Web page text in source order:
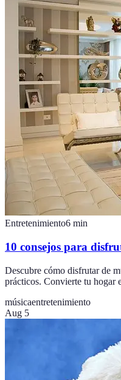
Entretenimiento6 min
10 consejos para
Descubre cómo disfrutar de
prácticos. Convierte tu hogar
músicaentretenimiento
Aug 5